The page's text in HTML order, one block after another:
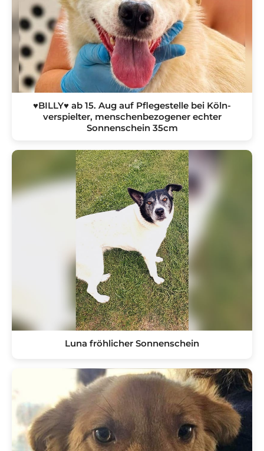
♥BILLY♥ ab 15. Aug auf Pflegestelle bei Köln-
verspielter, menschenbezogener echter
Sonnenschein 35cm
Luna fröhlicher Sonnenschein